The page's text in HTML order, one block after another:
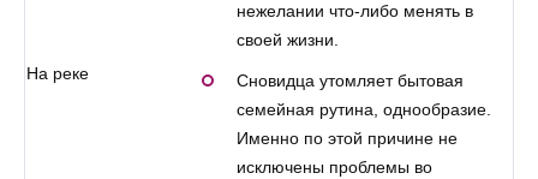
На реке
нежелании что-либо менять в
своей жизни.
Сновидца утомляет бытовая
семейная рутина, однообразие.
Именно по этой причине не
исключены проблемы во